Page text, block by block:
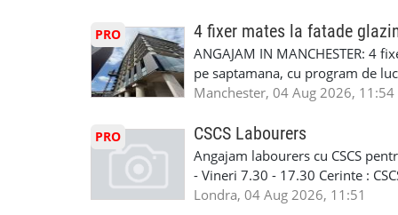
standard ✔ Confidențialitate
790 689 Email:
www.fcos.co.uk 👉
Tariful se discuta direct, in
discutie este simpla: cine esti,
Prioritate au oamenii din
carora li se termina proiectul
oferta pe care sa o folositi la
WhatsApp: +44 7467 838 881
numele, experienta si data la
https://forms.gle/
T&D GLAZING AND
PRO 4 fixer mates la fatade
ANGAJAM IN MANCHESTER:
pe saptamana, cu program de
in perioada urmatoare. Cerinte:
Tariful se discuta direct, in
discutie este simpla: cine esti,
Prioritate au oamenii din
carora li se termina proiectul
Manchester, 04 Aug 2026, 11:54
PRO CSCS Labourers
Angajam labourers cu CSCS
- Vineri 7.30 - 17.30 Cerinte :
Londra, 04 Aug 2026, 11:51